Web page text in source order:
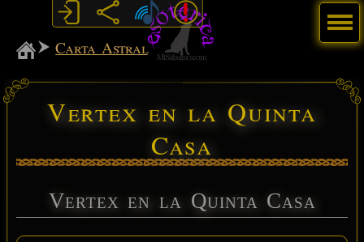
MiSabueso
Carta Astral
Vertex en la Quinta
Casa
Vertex en la Quinta Casa
Menú